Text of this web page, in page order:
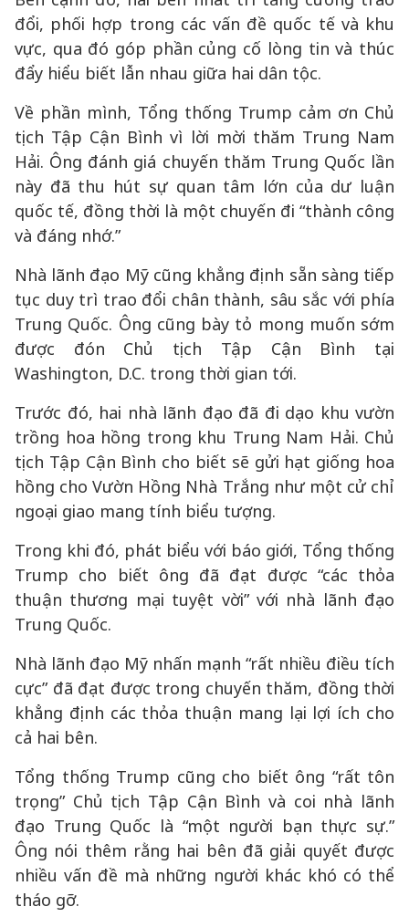
đổi, phối hợp trong các vấn đề quốc tế và khu
vực, qua đó góp phần củng cố lòng tin và thúc
đẩy hiểu biết lẫn nhau giữa hai dân tộc.
Về phần mình, Tổng thống Trump cảm ơn Chủ
tịch Tập Cận Bình vì lời mời thăm Trung Nam
Hải. Ông đánh giá chuyến thăm Trung Quốc lần
này đã thu hút sự quan tâm lớn của dư luận
quốc tế, đồng thời là một chuyến đi “thành công
và đáng nhớ.”
Nhà lãnh đạo Mỹ cũng khẳng định sẵn sàng tiếp
tục duy trì trao đổi chân thành, sâu sắc với phía
Trung Quốc. Ông cũng bày tỏ mong muốn sớm
được đón Chủ tịch Tập Cận Bình tại
Washington, D.C. trong thời gian tới.
Trước đó, hai nhà lãnh đạo đã đi dạo khu vườn
trồng hoa hồng trong khu Trung Nam Hải. Chủ
tịch Tập Cận Bình cho biết sẽ gửi hạt giống hoa
hồng cho Vườn Hồng Nhà Trắng như một cử chỉ
ngoại giao mang tính biểu tượng.
Trong khi đó, phát biểu với báo giới, Tổng thống
Trump cho biết ông đã đạt được “các thỏa
thuận thương mại tuyệt vời” với nhà lãnh đạo
Trung Quốc.
Nhà lãnh đạo Mỹ nhấn mạnh “rất nhiều điều tích
cực” đã đạt được trong chuyến thăm, đồng thời
khẳng định các thỏa thuận mang lại lợi ích cho
cả hai bên.
Tổng thống Trump cũng cho biết ông “rất tôn
trọng” Chủ tịch Tập Cận Bình và coi nhà lãnh
đạo Trung Quốc là “một người bạn thực sự.”
Ông nói thêm rằng hai bên đã giải quyết được
nhiều vấn đề mà những người khác khó có thể
tháo gỡ.